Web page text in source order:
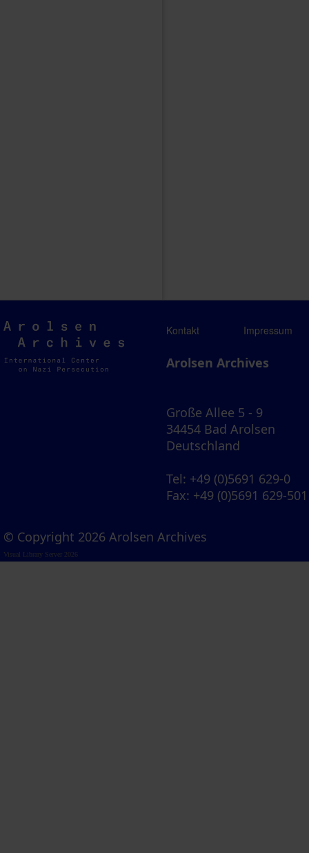
Arolsen
Archives
Kontakt Impressum
Arolsen Archives
Große Allee 5 - 9
34454 Bad Arolsen
Deutschland
Tel: +49 (0)5691 629-0
Fax: +49 (0)5691 629-501
© Copyright 2026 Arolsen Archives
Visual Library Server 2026